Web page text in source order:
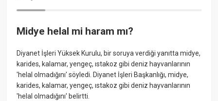
Midye helal mi haram mı?
Diyanet İşleri Yüksek Kurulu, bir soruya verdiği yanıtta midye,
karides, kalamar, yengeç, ıstakoz gibi deniz hayvanlarının
'helal olmadığını' söyledi. Diyanet İşleri Başkanlığı, midye,
karides, kalamar, yengeç, ıstakoz gibi deniz hayvanlarının
'helal olmadığını' belirtti.